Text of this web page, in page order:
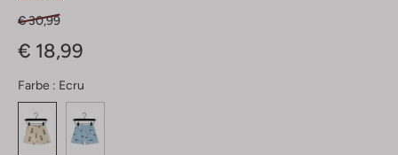
€ 30,99
€ 18,99
Farbe : Ecru